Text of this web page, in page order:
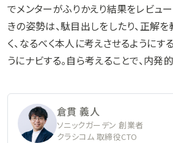
でメンターがふりかえり結果をレビュ
きの姿勢は、駄目出しをしたり、正解
く、なるべく本人に考えさせるようにす
うにナビする。自ら考えることで、内発
倉貫 義人
ソニックガーデン 創業者
クラシコム 取締役CTO